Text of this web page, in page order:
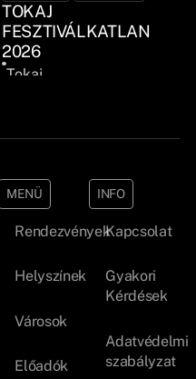
TOKAJ
FESZTIVÁLKATLAN
2026
Tokaj
MENÜ
Rendezvények
Helyszínek
Városok
Előadók
INFO
Kapcsolat
Gyakori
Kérdések
Adatvédelmi
szabályzat